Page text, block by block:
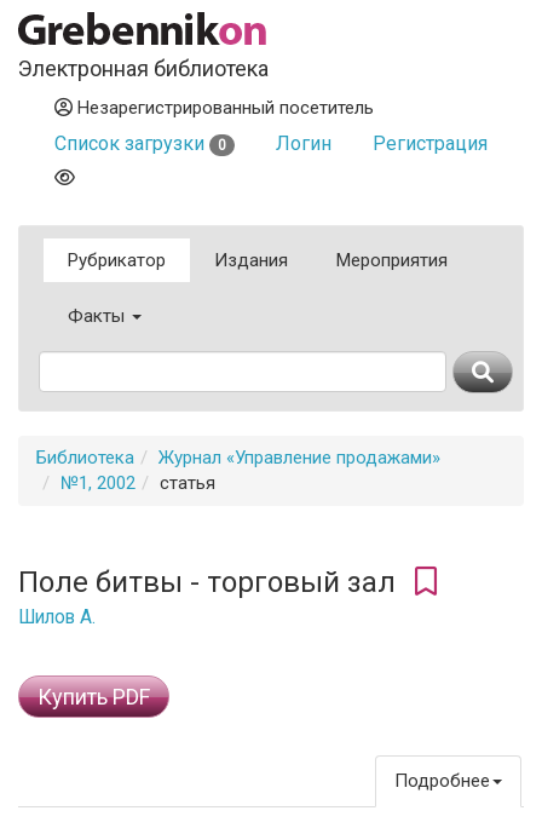
Электронная библиотека
Незарегистрированный посетитель
Список загрузки 0 Логин Регистрация
Рубрикатор Издания Мероприятия
Факты
Библиотека
Журнал «Управление продажами»
№1, 2002
статья
Поле битвы - торговый зал
Шилов А.
Купить PDF
Подробнее